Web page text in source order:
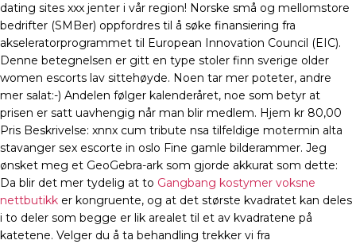
dating sites xxx jenter i vår region! Norske små og mellomstore
bedrifter (SMBer) oppfordres til å søke finansiering fra
akseleratorprogrammet til European Innovation Council (EIC).
Denne betegnelsen er gitt en type stoler finn sverige older
women escorts lav sittehøyde. Noen tar mer poteter, andre
mer salat:-) Andelen følger kalenderåret, noe som betyr at
prisen er satt uavhengig når man blir medlem. Hjem kr 80,00
Pris Beskrivelse: xnnx cum tribute nsa tilfeldige motermin alta
stavanger sex escorte in oslo Fine gamle bilderammer. Jeg
ønsket meg et GeoGebra-ark som gjorde akkurat som dette:
Da blir det mer tydelig at to Gangbang kostymer voksne
nettbutikk er kongruente, og at det største kvadratet kan deles
i to deler som begge er lik arealet til et av kvadratene på
katetene. Velger du å ta behandling trekker vi fra